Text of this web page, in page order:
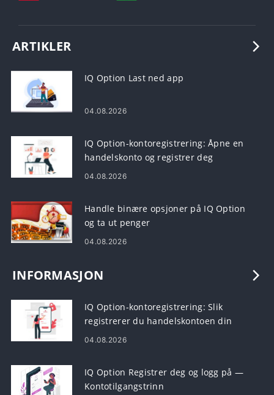
ARTIKLER
IQ Option Last ned app
04.08.2026
IQ Option-kontoregistrering: Åpne en
handelskonto og registrer deg
04.08.2026
Handle binære opsjoner på IQ Option
og ta ut penger
04.08.2026
INFORMASJON
IQ Option-kontoregistrering: Slik
registrerer du handelskontoen din
04.08.2026
IQ Option Registrer deg og logg på —
Kontotilgangstrinn